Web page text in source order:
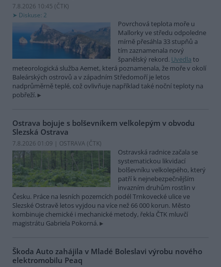
7.8.2026 10:45 (ČTK)
Diskuse: 2
Povrchová teplota moře u
Mallorky ve středu odpoledne
mírně přesáhla 33 stupňů a
tím zaznamenala nový
španělský rekord. Uvedla to
meteorologická služba Aemet, která poznamenala, že moře v okolí
Baleárských ostrovů a v západním Středomoří je letos
nadprůměrně teplé, což ovlivňuje například také noční teploty na
pobřeží.
Ostrava bojuje s bolševníkem velkolepým v obvodu
Slezská Ostrava
7.8.2026 01:09 | OSTRAVA (ČTK)
Ostravská radnice začala se
systematickou likvidací
bolševníku velkolepého, který
patří k nejnebezpečnějším
invazním druhům rostlin v
Česku. Práce na lesních pozemcích podél Trnkovecké ulice ve
Slezské Ostravě letos vyjdou na více než 66 000 korun. Město
kombinuje chemické i mechanické metody, řekla ČTK mluvčí
magistrátu Gabriela Pokorná.
Škoda Auto zahájila v Mladé Boleslavi výrobu nového
elektromobilu Peaq